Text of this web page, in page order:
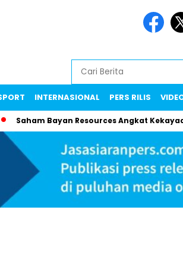
INTERNASIONAL PERS RILIS
Bayan Resources Angkat Kekayaan Low